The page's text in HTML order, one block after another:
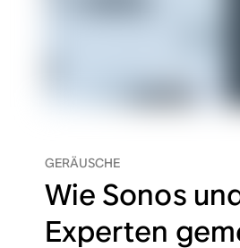
GERÄUSCHE
Wie Sonos
Experten